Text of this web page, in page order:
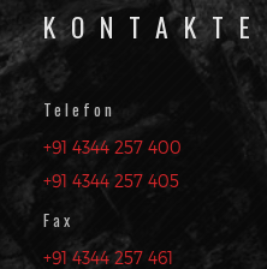
KONTAKTE
Telefon
+91 4344 257 400
+91 4344 257 405
Fax
+91 4344 257 461